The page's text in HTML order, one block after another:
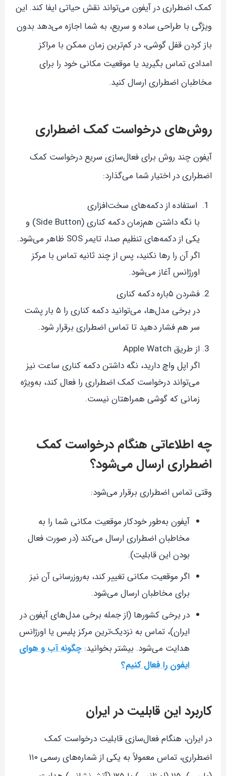
کمک اضطراری در آیفون می‌تواند نقش حیاتی ایفا کند. این
ویژگی با طراحی ساده و سریع، به شما اجازه می‌دهد بدون
باز کردن قفل گوشی، در کم‌ترین زمان ممکن با مراکز
امدادی تماس بگیرید یا موقعیت مکانی خود را برای
مخاطبان اضطراری ارسال کنید.
روش‌های درخواست کمک اضطراری
آیفون چند روش برای فعال‌سازی سریع درخواست کمک
اضطراری در اختیار شما می‌گذارد:
استفاده از دکمه‌های سخت‌افزاری
با نگه داشتن هم‌زمان دکمه کناری (Side Button) و
یکی از دکمه‌های تنظیم صدا، تایمر SOS ظاهر می‌شود.
اگر آن را رها نکنید، پس از چند ثانیه تماس با مرکز
اورژانس آغاز می‌شود.
فشردن ۵باره دکمه کناری
در برخی مدل‌ها، می‌توانید دکمه کناری را ۵ بار پشت
سر هم فشار دهید تا تماس اضطراری برقرار شود.
از طریق Apple Watch
اگر اپل واچ دارید، نگه داشتن دکمه کناری ساعت نیز
می‌تواند درخواست کمک اضطراری را فعال کند، به‌ویژه
زمانی که گوشی همراهتان نیست.
چه اطلاعاتی هنگام درخواست کمک
اضطراری ارسال می‌شود؟
وقتی تماس اضطراری برقرار می‌شود:
آیفون به‌طور خودکار موقعیت مکانی شما را به
مخاطبان اضطراری ارسال می‌کند (در صورت فعال
بودن این قابلیت).
اگر موقعیت مکانی تغییر کند، به‌روزرسانی آن نیز
برای مخاطبان ارسال می‌شود.
در برخی کشورها (از جمله برخی مدل‌های آیفون در
ایران)، تماس به نزدیک‌ترین مرکز پلیس یا اورژانس
هدایت می‌شود. بیشتر بخوانید: چگونه آب و هوای
ایفون را فعال کنیم؟
کاربرد این قابلیت در ایران
در ایران، هنگام فعال‌سازی قابلیت درخواست کمک
اضطراری، تماس معمولاً به یکی از شماره‌های رسمی ۱۱۰